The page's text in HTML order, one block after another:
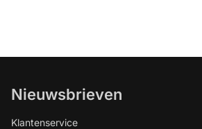
Nieuwsbrieven
Klantenservice